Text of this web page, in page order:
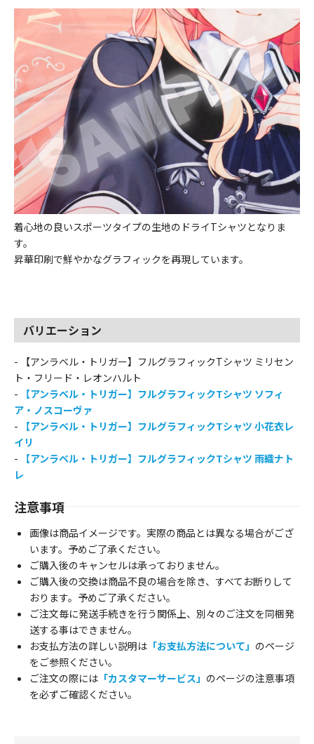
着心地の良いスポーツタイプの生地のドライTシャツとなりま
す。
昇華印刷で鮮やかなグラフィックを再現しています。
バリエーション
- 【アンラベル・トリガー】フルグラフィックTシャツ ミリセン
ト・フリード・レオンハルト
-
【アンラベル・トリガー】フルグラフィックTシャツ ソフィ
ア・ノスコーヴァ
-
【アンラベル・トリガー】フルグラフィックTシャツ 小花衣レ
イリ
-
【アンラベル・トリガー】フルグラフィックTシャツ 雨織ナト
レ
注意事項
画像は商品イメージです。実際の商品とは異なる場合がござ
います。予めご了承ください。
ご購入後のキャンセルは承っておりません。
ご購入後の交換は商品不良の場合を除き、すべてお断りして
おります。予めご了承ください。
ご注文毎に発送手続きを行う関係上、別々のご注文を同梱発
送する事はできません。
お支払方法の詳しい説明は 「お支払方法について」 のページ
をご参照ください。
ご注文の際には 「カスタマーサービス」 のページの注意事項
を必ずご確認ください。